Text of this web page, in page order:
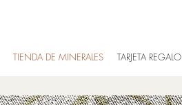
TIENDA DE MINERALES TARJETA REGALO